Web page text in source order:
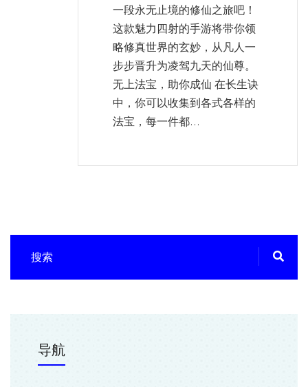
一段永无止境的修仙之旅吧！
这款魅力四射的手游将带你领
略修真世界的玄妙，从凡人一
步步晋升为凌驾九天的仙尊。
无上法宝，助你成仙 在长生诀
中，你可以收集到各式各样的
法宝，每一件都...
导航